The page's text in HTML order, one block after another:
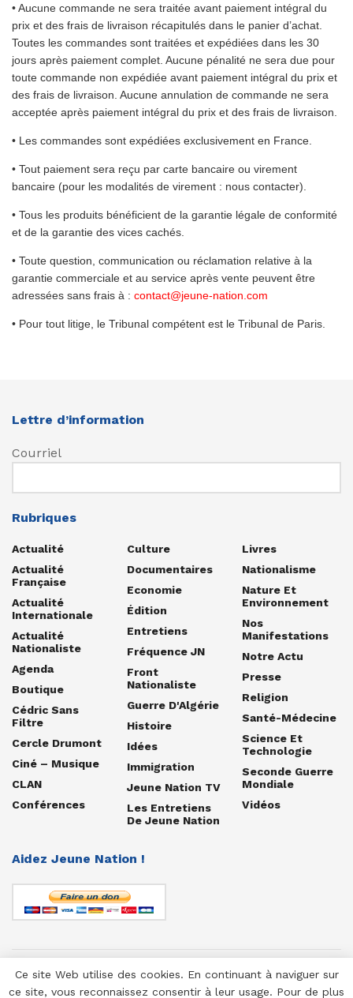
• Aucune commande ne sera traitée avant paiement intégral du
prix et des frais de livraison récapitulés dans le panier d’achat.
Toutes les commandes sont traitées et expédiées dans les 30
jours après paiement complet. Aucune pénalité ne sera due pour
toute commande non expédiée avant paiement intégral du prix et
des frais de livraison. Aucune annulation de commande ne sera
acceptée après paiement intégral du prix et des frais de livraison.
• Les commandes sont expédiées exclusivement en France.
• Tout paiement sera reçu par carte bancaire ou virement
bancaire (pour les modalités de virement : nous contacter).
• Tous les produits bénéficient de la garantie légale de conformité
et de la garantie des vices cachés.
• Toute question, communication ou réclamation relative à la
garantie commerciale et au service après vente peuvent être
adressées sans frais à : contact@jeune-nation.com
• Pour tout litige, le Tribunal compétent est le Tribunal de Paris.
Lettre d’information
Courriel
Rubriques
Actualité
Actualité
Française
Actualité
Internationale
Actualité
Nationaliste
Agenda
Boutique
Cédric Sans
Filtre
Cercle Drumont
Ciné – Musique
CLAN
Conférences
Culture
Documentaires
Economie
Édition
Entretiens
Fréquence JN
Front
Nationaliste
Guerre D'Algérie
Histoire
Idées
Immigration
Jeune Nation TV
Les Entretiens
De Jeune Nation
Livres
Nationalisme
Nature Et
Environnement
Nos
Manifestations
Notre Actu
Presse
Religion
Santé-Médecine
Science Et
Technologie
Seconde Guerre
Mondiale
Vidéos
Aidez Jeune Nation !
© 1958-2025 Jeune Nation
Ce site Web utilise des cookies. En continuant à naviguer sur
ce site, vous reconnaissez consentir à leur usage. Pour de plus